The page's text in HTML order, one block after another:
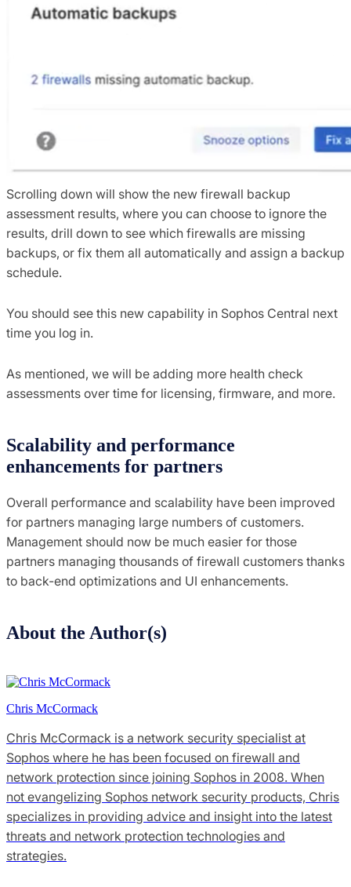
Scrolling down will show the new firewall backup
assessment results, where you can choose to ignore the
results, drill down to see which firewalls are missing
backups, or fix them all automatically and assign a backup
schedule.
You should see this new capability in Sophos Central next
time you log in.
As mentioned, we will be adding more health check
assessments over time for licensing, firmware, and more.
Scalability and performance
enhancements for partners
Overall performance and scalability have been improved
for partners managing large numbers of customers.
Management should now be much easier for those
partners managing thousands of firewall customers thanks
to back-end optimizations and UI enhancements.
About the Author(s)
Chris McCormack
Chris McCormack is a network security specialist at
Sophos where he has been focused on firewall and
network protection since joining Sophos in 2008. When
not evangelizing Sophos network security products, Chris
specializes in providing advice and insight into the latest
threats and network protection technologies and
strategies.